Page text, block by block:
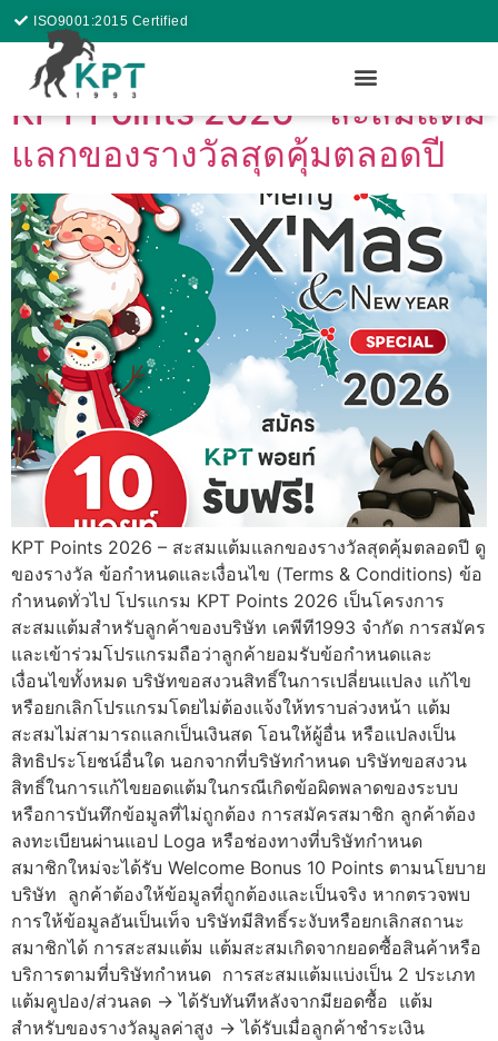
ISO9001:2015 Certified
KPT Points 2026 – สะสมแต้ม
แลกของรางวัลสุดคุ้มตลอดปี
KPT Points 2026 – สะสมแต้มแลกของรางวัลสุดคุ้มตลอดปี ดู
ของรางวัล ข้อกำหนดและเงื่อนไข (Terms & Conditions) ข้อ
กำหนดทั่วไป โปรแกรม KPT Points 2026 เป็นโครงการ
สะสมแต้มสำหรับลูกค้าของบริษัท เคพีที1993 จำกัด การสมัคร
และเข้าร่วมโปรแกรมถือว่าลูกค้ายอมรับข้อกำหนดและ
เงื่อนไขทั้งหมด บริษัทขอสงวนสิทธิ์ในการเปลี่ยนแปลง แก้ไข
หรือยกเลิกโปรแกรมโดยไม่ต้องแจ้งให้ทราบล่วงหน้า แต้ม
สะสมไม่สามารถแลกเป็นเงินสด โอนให้ผู้อื่น หรือแปลงเป็น
สิทธิประโยชน์อื่นใด นอกจากที่บริษัทกำหนด บริษัทขอสงวน
สิทธิ์ในการแก้ไขยอดแต้มในกรณีเกิดข้อผิดพลาดของระบบ
หรือการบันทึกข้อมูลที่ไม่ถูกต้อง การสมัครสมาชิก ลูกค้าต้อง
ลงทะเบียนผ่านแอป Loga หรือช่องทางที่บริษัทกำหนด
สมาชิกใหม่จะได้รับ Welcome Bonus 10 Points ตามนโยบาย
บริษัท ลูกค้าต้องให้ข้อมูลที่ถูกต้องและเป็นจริง หากตรวจพบ
การให้ข้อมูลอันเป็นเท็จ บริษัทมีสิทธิ์ระงับหรือยกเลิกสถานะ
สมาชิกได้ การสะสมแต้ม แต้มสะสมเกิดจากยอดซื้อสินค้าหรือ
บริการตามที่บริษัทกำหนด การสะสมแต้มแบ่งเป็น 2 ประเภท
แต้มคูปอง/ส่วนลด → ได้รับทันทีหลังจากมียอดซื้อ แต้ม
สำหรับของรางวัลมูลค่าสูง → ได้รับเมื่อลูกค้าชำระเงิน